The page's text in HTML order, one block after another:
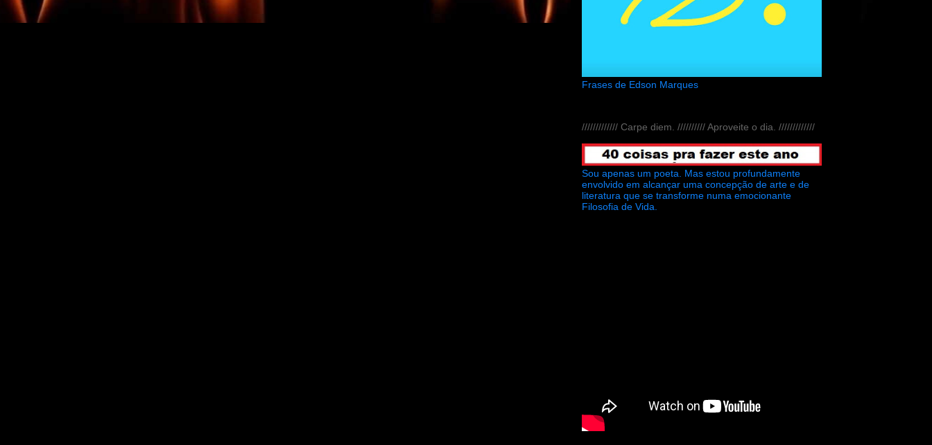
Frases de Edson Marques
///////////// Carpe diem. ////////// Aproveite o dia. /////////////
Sou apenas um poeta. Mas estou profundamente
envolvido em alcançar uma concepção de arte e de
literatura que se transforme numa emocionante
Filosofia de Vida.